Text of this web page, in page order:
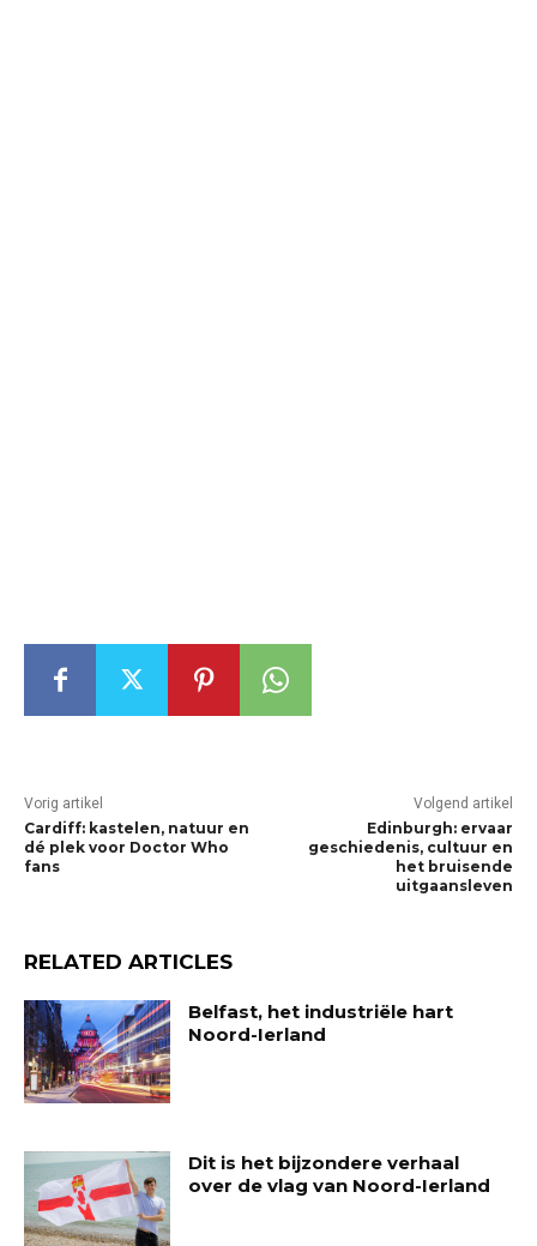
Vorig artikel
Cardiff: kastelen, natuur en
dé plek voor Doctor Who
fans
Volgend artikel
Edinburgh: ervaar
geschiedenis, cultuur en
het bruisende
uitgaansleven
RELATED ARTICLES
Belfast, het industriële hart
Noord-Ierland
Dit is het bijzondere verhaal
over de vlag van Noord-Ierland